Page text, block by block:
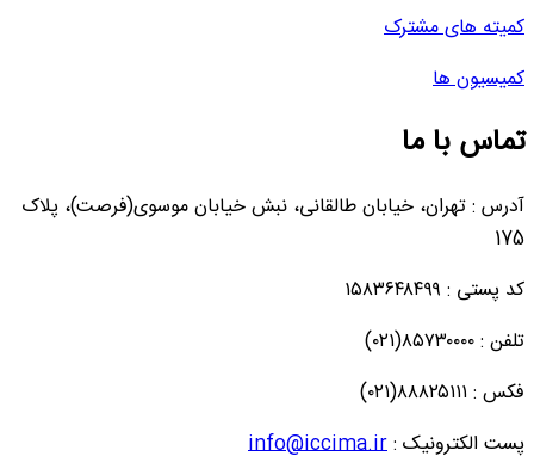
کمیته های مشترک
کمیسیون ها
تماس با ما
آدرس : تهران، خیابان طالقانی، نبش خیابان موسوی(فرصت)، پلاک
175
کد پستی : ۱۵۸۳۶۴۸۴۹۹
تلفن : ۸۵۷۳۰۰۰۰(۰۲۱)
فکس : ۸۸۸۲۵۱۱۱(۰۲۱)
پست الکترونیک :info@iccima.ir